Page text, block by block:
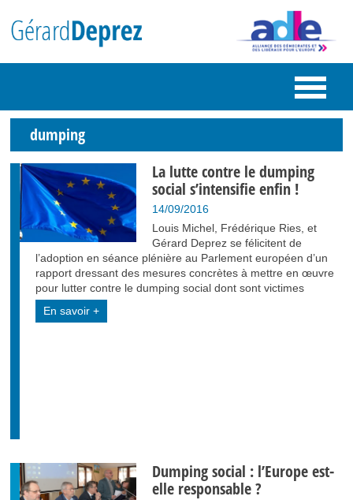
dumping
La lutte contre le dumping
social s’intensifie enfin !
14/09/2016
Louis Michel, Frédérique Ries, et
Gérard Deprez se félicitent de
l’adoption en séance plénière au Parlement européen d’un
rapport dressant des mesures concrètes à mettre en œuvre
pour lutter contre le dumping social dont sont victimes
En savoir +
Dumping social : l’Europe est-
elle responsable ?